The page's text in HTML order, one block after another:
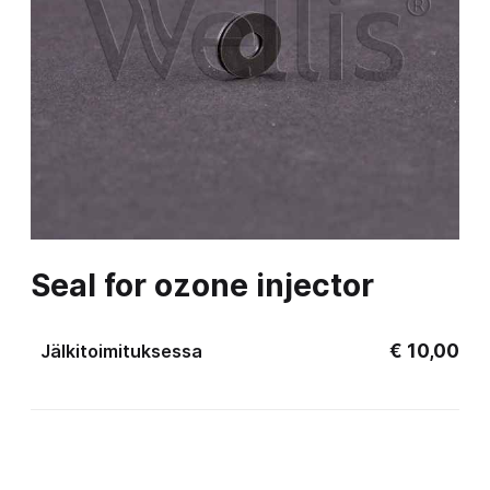
Seal for ozone injector
Jälkitoimituksessa € 10,00